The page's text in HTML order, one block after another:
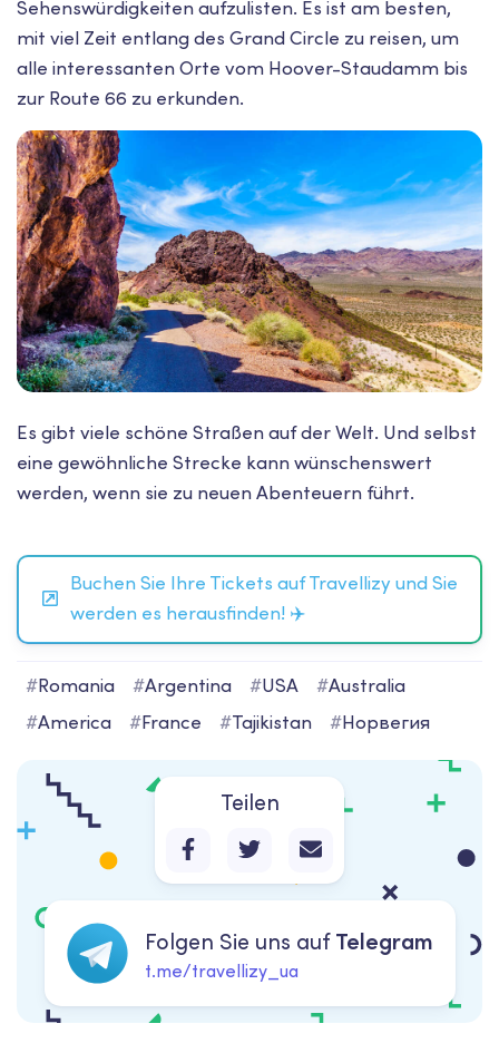
Sehenswürdigkeiten aufzulisten. Es ist am besten,
mit viel Zeit entlang des Grand Circle zu reisen, um
alle interessanten Orte vom Hoover-Staudamm bis
zur Route 66 zu erkunden.
Es gibt viele schöne Straßen auf der Welt. Und selbst
eine gewöhnliche Strecke kann wünschenswert
werden, wenn sie zu neuen Abenteuern führt.
Buchen Sie Ihre Tickets auf Travellizy und Sie
werden es herausfinden! ✈️
#Romania #Argentina #USA #Australia
#America #France #Tajikistan #Норвегия
Teilen
Folgen Sie uns aufTelegram
t.me/travellizy_ua